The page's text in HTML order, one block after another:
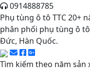
0914888785
Phụ tùng ô tô TTC 20+
phân phối phụ tùng ô
Đức, Hàn Quốc.
Tìm kiếm theo năm sản